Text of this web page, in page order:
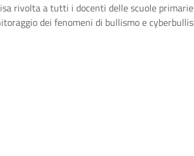
rivolta a tutti i docenti delle scuole
dei fenomeni di bullismo e